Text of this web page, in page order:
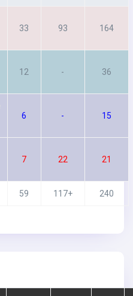
33 93 164
12 - 36
6 - 15
7 22 21
59 117+ 240